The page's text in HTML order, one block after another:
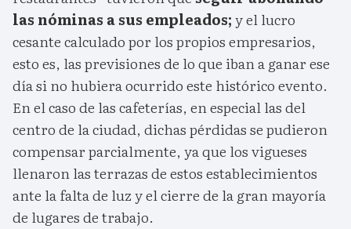
las nóminas a sus empleados;y el lucro
cesante calculado por los propios empresarios,
esto es, las previsiones de lo que iban a ganar ese
día si no hubiera ocurrido este histórico evento.
En el caso de las cafeterías, en especial las del
centro de la ciudad, dichas pérdidas se pudieron
compensar parcialmente, ya que los vigueses
llenaron las terrazas de estos establecimientos
ante la falta de luz y el cierre de la gran mayoría
de lugares de trabajo.